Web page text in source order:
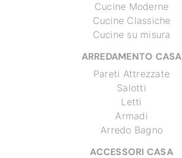
Cucine Moderne
Cucine Classiche
Cucine su misura
ARREDAMENTO CASA
Pareti Attrezzate
Salotti
Letti
Armadi
Arredo Bagno
ACCESSORI CASA